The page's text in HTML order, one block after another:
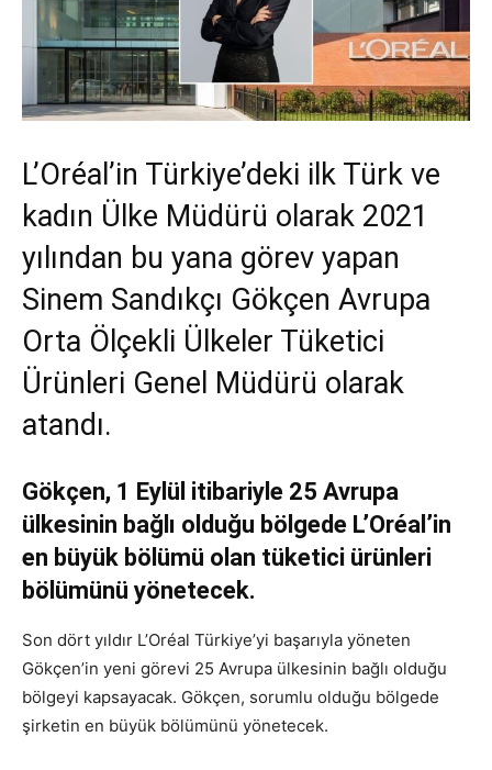
L’Oréal’in Türkiye’deki ilk Türk ve
kadın Ülke Müdürü olarak 2021
yılından bu yana görev yapan
Sinem Sandıkçı Gökçen Avrupa
Orta Ölçekli Ülkeler Tüketici
Ürünleri Genel Müdürü olarak
atandı.
Gökçen, 1 Eylül itibariyle 25 Avrupa
ülkesinin bağlı olduğu bölgede L’Oréal’in
en büyük bölümü olan tüketici ürünleri
bölümünü yönetecek.
Son dört yıldır L’Oréal Türkiye’yi başarıyla yöneten
Gökçen’in yeni görevi 25 Avrupa ülkesinin bağlı olduğu
bölgeyi kapsayacak. Gökçen, sorumlu olduğu bölgede
şirketin en büyük bölümünü yönetecek.